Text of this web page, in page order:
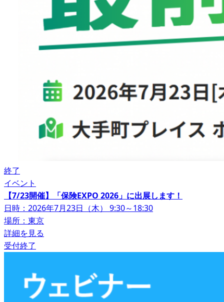
終了
イベント
【7/23開催】「保険EXPO 2026」に出展します！
日時：2026年7月23日（木） 9:30～18:30
場所：東京
詳細を見る
受付終了